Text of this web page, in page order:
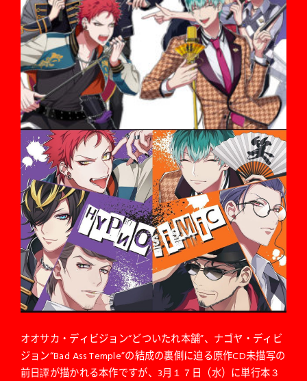
オオサカ・ディビジョン“どついたれ本舗”、ナゴヤ・ディビ
ジョン“Bad Ass Temple”の結成の裏側に迫る原作CD未描写の
前日譚が描かれる本作ですが、3月１７日（水）に単行本３